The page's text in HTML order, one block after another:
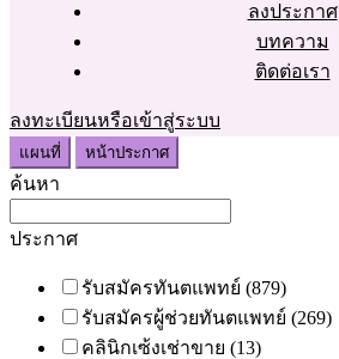
ลงประกาศ
บทความ
ติดต่อเรา
ลงทะเบียนหรือเข้าสู่ระบบ
แผนที่ หน้าประกาศ
ค้นหา
ประกาศ
รับสมัครทันตแพทย์ (879)
รับสมัครผู้ช่วยทันตแพทย์ (269)
คลินิกเซ้งเช่าขาย (13)